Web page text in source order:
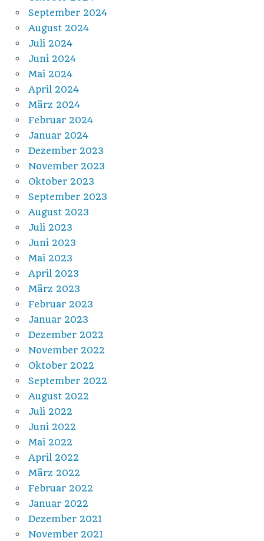
September 2024
August 2024
Juli 2024
Juni 2024
Mai 2024
April 2024
März 2024
Februar 2024
Januar 2024
Dezember 2023
November 2023
Oktober 2023
September 2023
August 2023
Juli 2023
Juni 2023
Mai 2023
April 2023
März 2023
Februar 2023
Januar 2023
Dezember 2022
November 2022
Oktober 2022
September 2022
August 2022
Juli 2022
Juni 2022
Mai 2022
April 2022
März 2022
Februar 2022
Januar 2022
Dezember 2021
November 2021